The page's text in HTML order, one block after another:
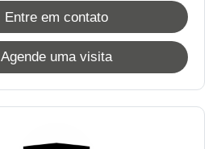
Entre em contato
Agende uma visita